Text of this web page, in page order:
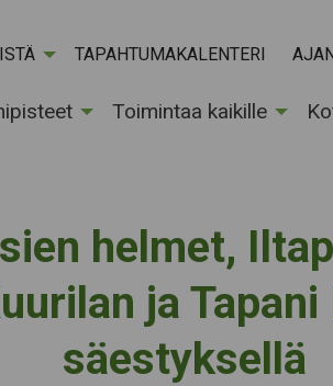
TAPAHTUMAKALENTERI
Toimintaa kaikille
helmet,
ja Tapani
säestyksellä